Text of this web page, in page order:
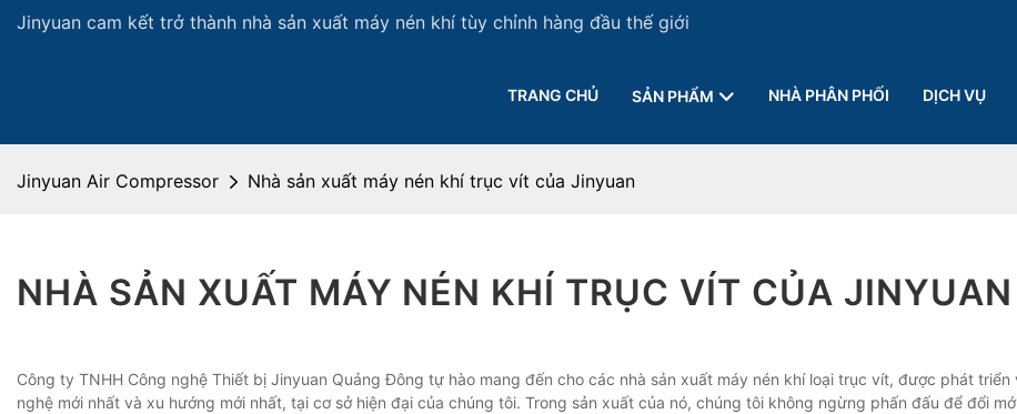
Jinyuan cam kết trở thành nhà sản xuất máy nén khí tùy chỉnh hàng đầu thế giới
TRANG CHỦ SẢN PHẨM NHÀ PHÂN PHỐI DỊCH VỤ
Jinyuan Air Compressor Nhà sản xuất máy nén khí trục vít của Jinyuan
NHÀ SẢN XUẤT MÁY NÉN KHÍ TRỤC VÍT CỦA JINYUAN
Công ty TNHH Công nghệ Thiết bị Jinyuan Quảng Đông tự hào mang đến cho các nhà sản xuất máy nén khí loại trục vít, được phát triển
nghệ mới nhất và xu hướng mới nhất, tại cơ sở hiện đại của chúng tôi. Trong sản xuất của nó, chúng tôi không ngừng phấn đấu để đổi